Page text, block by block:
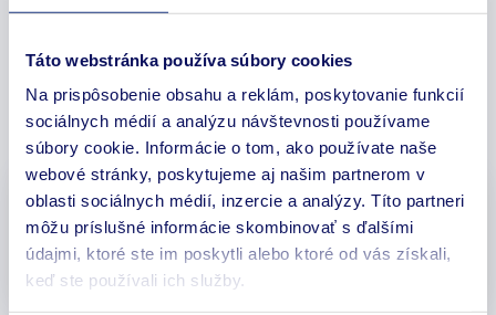
Táto webstránka používa súbory cookies
Na prispôsobenie obsahu a reklám, poskytovanie funkcií
sociálnych médií a analýzu návštevnosti používame
súbory cookie. Informácie o tom, ako používate naše
webové stránky, poskytujeme aj našim partnerom v
oblasti sociálnych médií, inzercie a analýzy. Títo partneri
môžu príslušné informácie skombinovať s ďalšími
údajmi, ktoré ste im poskytli alebo ktoré od vás získali,
keď ste používali ich služby.
„Operátorka na Call centre mi poradila to
Ušetrila som čas a aj finančné prostriedky.“
Boris C., Hamuliakovo
Komplexné poistenie